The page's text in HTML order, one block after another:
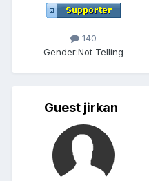
140
Gender:Not Telling
Guest jirkan